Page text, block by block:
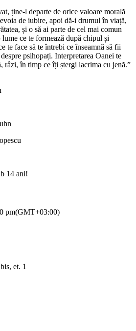
ține-l departe de orice valoare morală
de iubire, apoi dă-i drumul în viață,
și o să ai parte de cel mai comun
ce te formează după chipul și
te face să te întrebi ce înseamnă să fii
psihopați. Interpretarea Oanei te
râzi, în timp ce îți ștergi lacrima cu jenă.”
14 ani!
pm(GMT+03:00)
et. 1